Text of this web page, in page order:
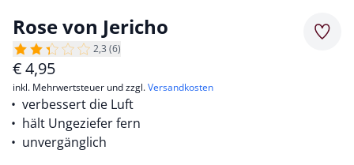
Rose von Jericho
2,3 (6)
€4,95
inkl. Mehrwertsteuer und zzgl.Versandkosten
verbessert die Luft
hält Ungeziefer fern
unvergänglich